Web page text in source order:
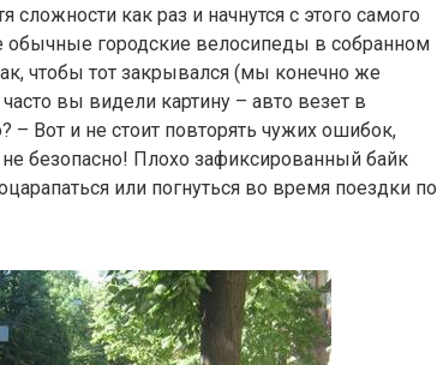
как раз и начнутся с этого самого
обычные городские велосипеды в собранном
чтобы тот закрывался (мы конечно же
вы видели картину – авто везет в
– Вот и не стоит повторять чужих ошибок,
безопасно! Плохо зафиксированный байк
или погнуться во время поездки по